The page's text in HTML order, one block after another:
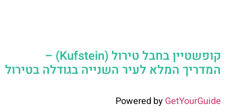
קופשטיין בחבל טירול (Kufstein) –
המדריך המלא לעיר השנייה בגודלה בטירול
Powered byGetYourGuide